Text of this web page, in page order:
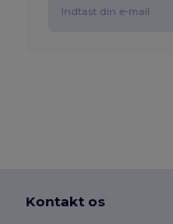
Kontakt os